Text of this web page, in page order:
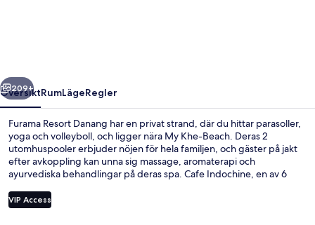
Nästa
209+
ÖversiktRumLägeRegler
Furama Resort Danang har en privat strand, där du hittar parasoller,
yoga och volleyboll, och ligger nära My Khe-Beach. Deras 2
utomhuspooler erbjuder nöjen för hela familjen, och gäster på jakt
efter avkoppling kan unna sig massage, aromaterapi och
ayurvediska behandlingar på deras spa. Cafe Indochine, en av 6
frukost, lunch och middag. Denna resort i lyxstil erbjuder även
gäster tillgång till 2 poolbarer, en nattklubb och en gratis barnklubb.
VIP Access